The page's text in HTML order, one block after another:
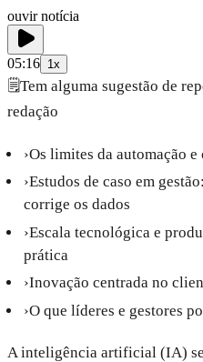
ouvir notícia
05:16 1x
🗒️Tem alguma sugestão de
redação
›Os limites da automação
›Estudos de caso em
corrige os dados
›Escala tecnológica e
prática
›Inovação centrada no
›O que líderes e gestores
A inteligência artificial (IA)